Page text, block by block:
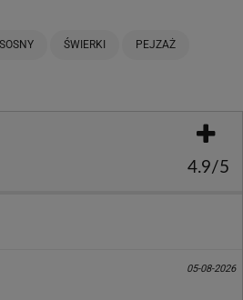
SOSNY ŚWIERKI PEJZAŻ
4.9/5
05-08-2026